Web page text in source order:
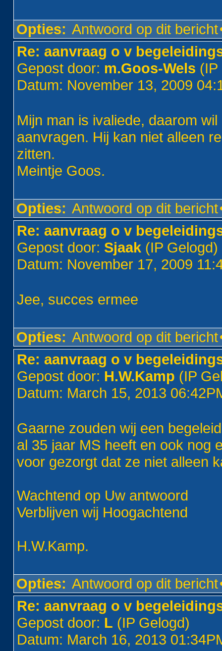
Opties: Antwoord op dit bericht
Re: aanvraag o v
Gepost door: m.Goos-Wels (IP
Datum: November 13, 2009
Mijn man is ivaliede, daarom
aanvragen. Hij kan niet alleen
zitten.
Meintje Goos.
Opties: Antwoord op dit bericht
Re: aanvraag o v
Gepost door: Sjaak (IP Gelogd)
Datum: November 17, 2009
Jee, succes ermee
Opties: Antwoord op dit bericht
Re: aanvraag o v
Gepost door: H.W.Kamp (IP
Datum: March 15, 2013
Gaarne zouden wij een
al 35 jaar MS heeft en ook nog
voor gezorgt dat ze niet alleen
Wachtend op Uw antwoord
Verblijven wij Hoogachtend
H.W.Kamp.
Opties: Antwoord op dit bericht
Re: aanvraag o v
Gepost door: L (IP Gelogd)
Datum: March 16, 2013